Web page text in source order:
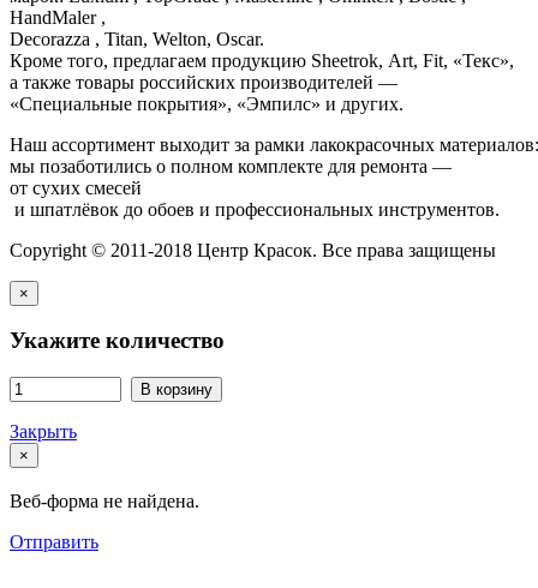
HandMaler ,
Decorazza , Titan, Welton, Oscar.
Кроме того, предлагаем продукцию Sheetrok, Art, Fit, «Текс»,
а также товары российских производителей —
«Специальные покрытия», «Эмпилс» и других.
Наш ассортимент выходит за рамки лакокрасочных
мы позаботились о полном комплекте для ремонта —
от сухих смесей
и шпатлёвок до обоев и профессиональных инструментов.
Copyright © 2011-2018 Центр Красок. Все права защищены
×
Укажите количество
В корзину
Закрыть
×
Веб-форма не найдена.
Отправить